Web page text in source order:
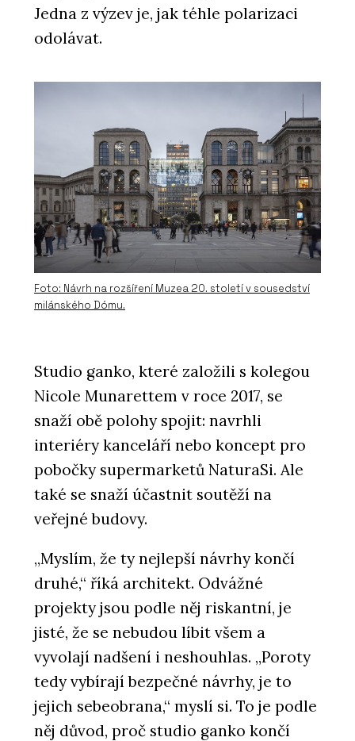
Jedna z výzev je, jak téhle polarizaci
odolávat.
Foto: Návrh na rozšíření Muzea 20. století v sousedství
milánského Dómu.
Studio ganko, které založili s kolegou
Nicole Munarettem v roce 2017, se
snaží obě polohy spojit: navrhli
interiéry kanceláří nebo koncept pro
pobočky supermarketů NaturaSi. Ale
také se snaží účastnit soutěží na
veřejné budovy.
„Myslím, že ty nejlepší návrhy končí
druhé,“ říká architekt. Odvážné
projekty jsou podle něj riskantní, je
jisté, že se nebudou líbit všem a
vyvolají nadšení i neshouhlas. „Poroty
tedy vybírají bezpečné návrhy, je to
jejich sebeobrana,“ myslí si. To je podle
něj důvod, proč studio ganko končí